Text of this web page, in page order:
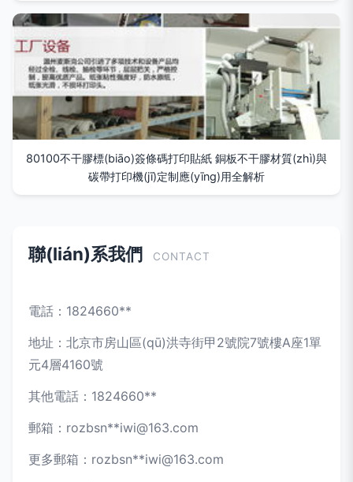
80100不干膠標(biāo)簽條碼打印貼紙 銅板不干膠材質(zhì)與
碳帶打印機(jī)定制應(yīng)用全解析
聯(lián)系我們 CONTACT
電話：1824660**
地址：北京市房山區(qū)洪寺街甲2號院7號樓A座1單
元4層4160號
其他電話：1824660**
郵箱：rozbsn**iwi@163.com
更多郵箱：rozbsn**iwi@163.com